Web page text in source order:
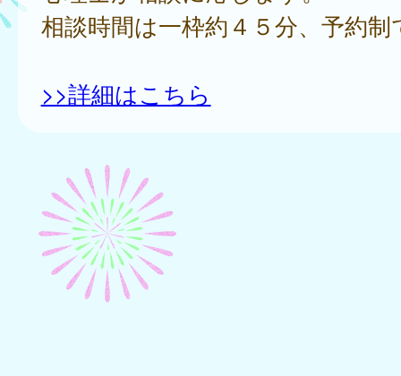
相談時間は一枠約４５分、予約制
>>詳細はこちら